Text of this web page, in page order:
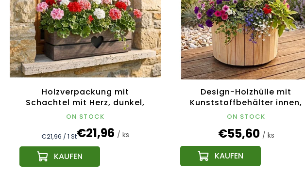
Holzverpackung mit
Schachtel mit Herz, dunkel,
52x21,5x17cm Tschechisches
ON STOCK
€21,96 / ks
Verkaufspreis:
€21,96 / 1 St
Design-Holzhülle mit
Kunststoffbehälter innen,
54x54x30 cm
ON STOCK
€55,60 / ks